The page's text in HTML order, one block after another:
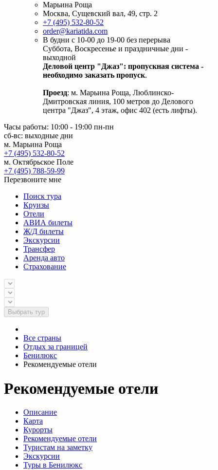
Марьина Роща
Москва, Сущевский вал, 49, стр. 2
+7 (495) 532-80-52
order@kariatida.com
В будни с 10-00 до 19-00 без перерыва
Суббота, Воскресенье и праздничные дни -
выходной
Деловой центр "Джаз": пропускная система -
необходимо заказать пропуск.
Проезд: м. Марьина Роща, Люблинско-
Дмитровская линия, 100 метров до Делового
центра "Джаз", 4 этаж, офис 402 (есть лифты).
Часы работы: 10:00 - 19:00 пн-пн
сб-вс: выходные дни
м. Марьина Роща
+7 (495) 532-80-52
м. Октябрьское Поле
+7 (495) 788-59-99
Перезвоните мне
Поиск тура
Круизы
Отели
АВИА билеты
Ж/Д билеты
Экскурсии
Трансфер
Аренда авто
Страхование
Выбрать тур
Все страны
Отдых за границей
Бенилюкс
Рекомендуемые отели
Рекомендуемые отели
Описание
Карта
Курорты
Рекомендуемые отели
Туристам на заметку
Экскурсии
Туры в Бенилюкс